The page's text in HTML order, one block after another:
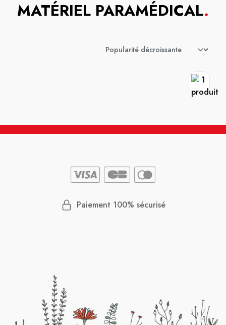
MATÉRIEL PARAMÉDICAL.
Paiement 100% sécurisé